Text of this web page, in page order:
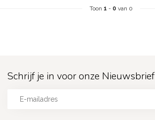
Toon 1 - 0 van 0
Schrijf je in voor onze Nieuwsbrief